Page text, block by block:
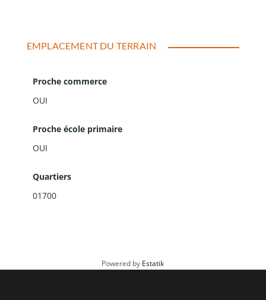
EMPLACEMENT DU TERRAIN
Proche commerce
OUI
Proche école primaire
OUI
Quartiers
01700
Powered by Estatik